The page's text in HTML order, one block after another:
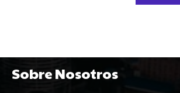
Sobre Nosotros